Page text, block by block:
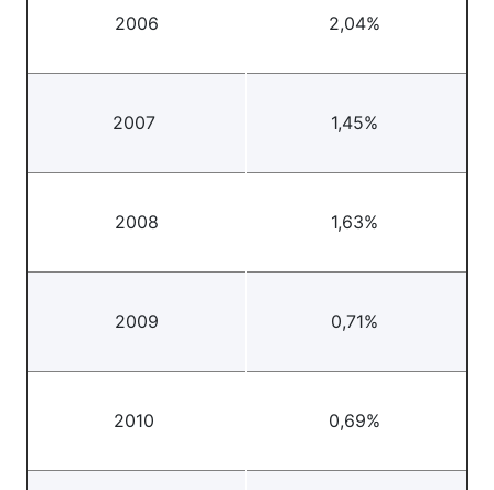
2006 2,04%
2007 1,45%
2008 1,63%
2009 0,71%
2010 0,69%